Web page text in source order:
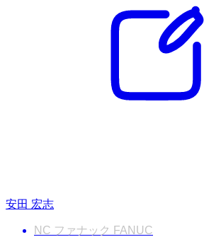
安田 宏志
NC ファナック FANUC